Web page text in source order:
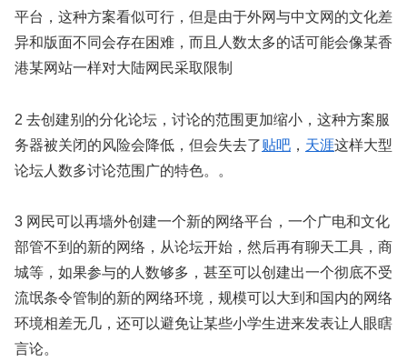
平台，这种方案看似可行，但是由于外网与中文网的文化差
异和版面不同会存在困难，而且人数太多的话可能会像某香
港某网站一样对大陆网民采取限制
2 去创建别的分化论坛，讨论的范围更加缩小，这种方案服
务器被关闭的风险会降低，但会失去了贴吧 ， 天涯这样大型
论坛人数多讨论范围广的特色。。
3 网民可以再墙外创建一个新的网络平台，一个广电和文化
部管不到的新的网络，从论坛开始，然后再有聊天工具，商
城等，如果参与的人数够多，甚至可以创建出一个彻底不受
流氓条令管制的新的网络环境，规模可以大到和国内的网络
环境相差无几，还可以避免让某些小学生进来发表让人眼瞎
言论。